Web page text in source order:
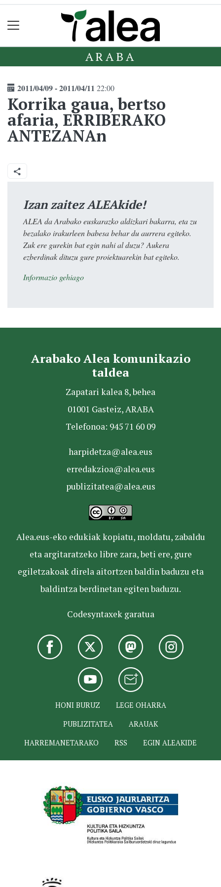
ARABA
2011/04/09 - 2011/04/11 22:00
Korrika gaua, bertso
afaria, ERRIBERAKO
ANTEZANAn
Izan zaitez ALEAkide!
ALEA da Arabako euskarazko aldizkari bakarra, eta zu
bezalako irakurleen babesa behar du aurrera egiteko.
Zuk ere gurekin bat egin nahi al duzu? Aukera
ezberdinak dituzu gure proiektuarekin bat egiteko.
Informazio gehiago
Arabako Alea komunikazio
taldea
Zapatari kalea 8, behea
01001 Gasteiz, ARABA
Telefonoa: 945 71 60 09
harpidetza@alea.eus
erredakzioa@alea.eus
publizitatea@alea.eus
Alea.eus-eko edukiak kopiatu, moldatu, zabaldu
eta argitaratzeko libre zara, beti ere, gure
egiletzakoak direla aitortzen baldin baduzu eta
baldintza berdinetan egiten baduzu.
Codesyntaxek garatua
HONI BURUZ
LEGE OHARRA
PUBLIZITATEA
ARAUAK
HARREMANETARAKO
RSS EGIN ALEAKIDE